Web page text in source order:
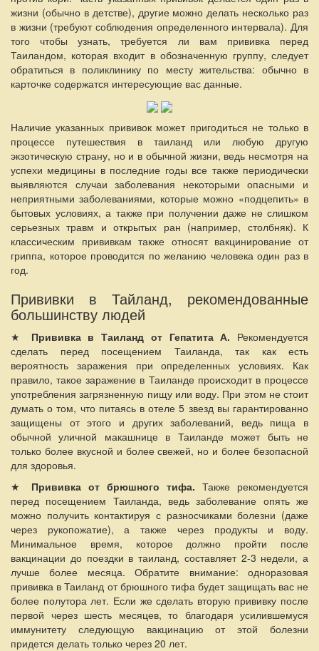
жизни (обычно в детстве), другие можно делать несколько раз
в жизни (требуют соблюдения определенного интервала). Для
того чтобы узнать, требуется ли вам прививка перед
Таиландом, которая входит в обозначенную группу, следует
обратиться в поликлинику по месту жительства: обычно в
карточке содержатся интересующие вас данные.
Наличие указанных прививок может пригодиться не только в
процессе путешествия в таиланд или любую другую
экзотическую страну, но и в обычной жизни, ведь несмотря на
успехи медицины в последние годы все также периодически
выявляются случаи заболевания некоторыми опасными и
неприятными заболеваниями, которые можно «подцепить» в
бытовых условиях, а также при получении даже не слишком
серьезных травм и открытых ран (например, столбняк). К
классическим прививкам также относят вакцинирование от
гриппа, которое проводится по желанию человека один раз в
год.
Прививки в Тайланд, рекомендованные
большинству людей
★ Прививка в Таиланд от Гепатита А. Рекомендуется
сделать перед посещением Таиланда, так как есть
вероятность заражения при определенных условиях. Как
правило, такое заражение в Таиланде происходит в процессе
употребления загрязненную пищу или воду. При этом не стоит
думать о том, что питаясь в отеле 5 звезд вы гарантированно
защищены от этого и других заболеваний, ведь пища в
обычной уличной макашнице в Таиланде может быть не
только более вкусной и более свежей, но и более безопасной
для здоровья.
★ Прививка от брюшного тифа. Также рекомендуется
перед посещением Таиланда, ведь заболевание опять же
можно получить контактируя с разносчиками болезни (даже
через рукопожатие), а также через продукты и воду.
Минимальное время, которое должно пройти после
вакцинации до поездки в таиланд, составляет 2-3 недели, а
лучше более месяца. Обратите внимание: одноразовая
прививка в Таиланд от брюшного тифа будет защищать вас не
более полутора лет. Если же сделать вторую прививку после
первой через шесть месяцев, то благодаря усилившемуся
иммунитету следующую вакцинацию от этой болезни
придется делать только через 20 лет.